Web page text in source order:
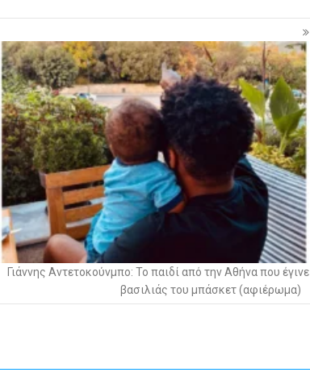
Γιάννης Αντετοκούνμπο: Το παιδί από την Αθήνα που έγινε
βασιλιάς του μπάσκετ (αφιέρωμα)